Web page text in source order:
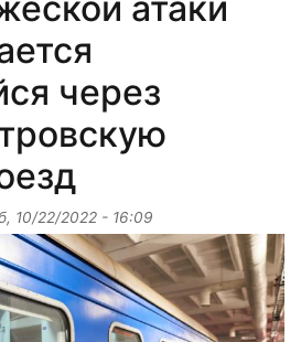
через
10/22/2022 - 16:09